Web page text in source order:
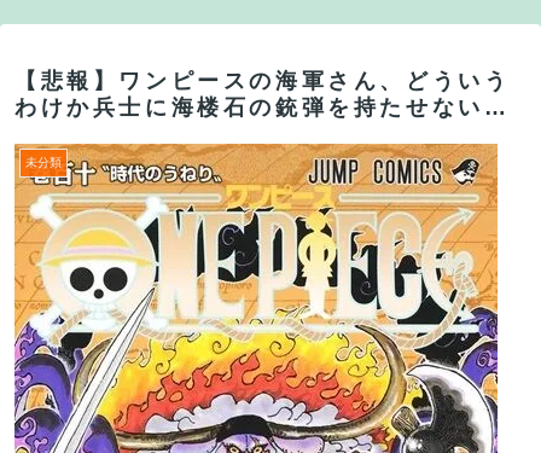
【悲報】ワンピースの海軍さん、どういう
わけか兵士に海楼石の銃弾を持たせない…
未分類